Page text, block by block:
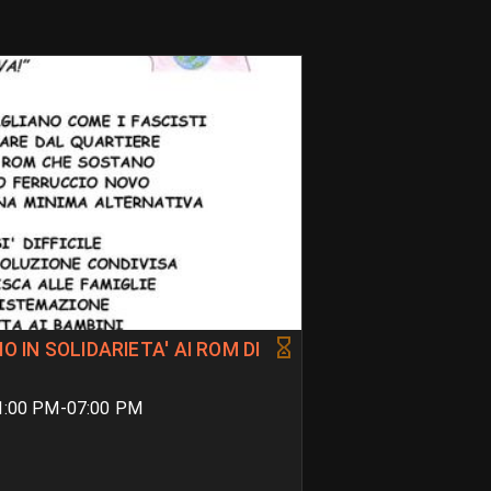
IN SOLIDARIETA' AI ROM DI
PM-07:00 PM